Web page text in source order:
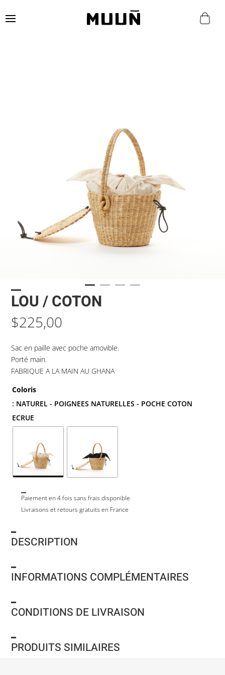
LOU / COTON
$225,00
Sac en paille avec poche amovible.
Porté main.
FABRIQUE A LA MAIN AU GHANA
Coloris
: NATUREL - POIGNEES NATURELLES - POCHE COTON
ECRUE
Paiement en 4 fois sans frais disponible
Livraisons et retours gratuits en France
DESCRIPTION
INFORMATIONS COMPLÉMENTAIRES
CONDITIONS DE LIVRAISON
PRODUITS SIMILAIRES